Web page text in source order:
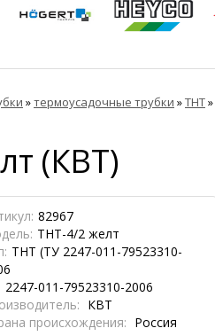
»термоусадочные трубки »ТНТ»
(КВТ)
82967
ТНТ-4/2 желт
ТНТ (ТУ 2247-011-79523310-
2247-011-79523310-2006
КВТ
происхождения: Россия